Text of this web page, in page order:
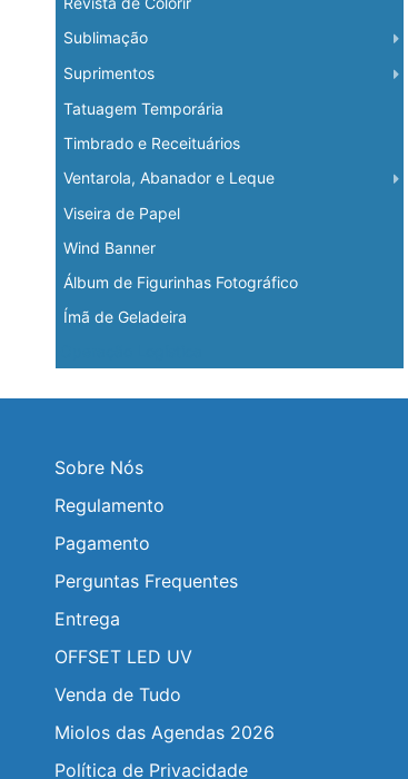
Sublimação
Suprimentos
Tatuagem Temporária
Timbrado e Receituários
Ventarola, Abanador e Leque
Viseira de Papel
Wind Banner
Álbum de Figurinhas Fotográfico
Ímã de Geladeira
Sobre Nós
Regulamento
Pagamento
Perguntas Frequentes
Entrega
OFFSET LED UV
Venda de Tudo
Miolos das Agendas 2026
Política de Privacidade